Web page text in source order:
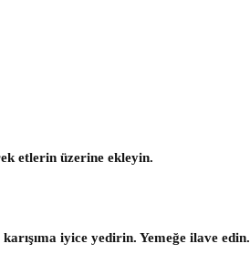
etlerin üzerine ekleyin.
iyice yedirin. Yemeğe ilave edin.